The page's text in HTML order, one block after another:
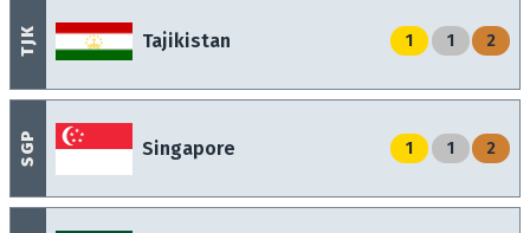
SGP Singapore 1 1 2
TJK Tajikistan 1 1 2